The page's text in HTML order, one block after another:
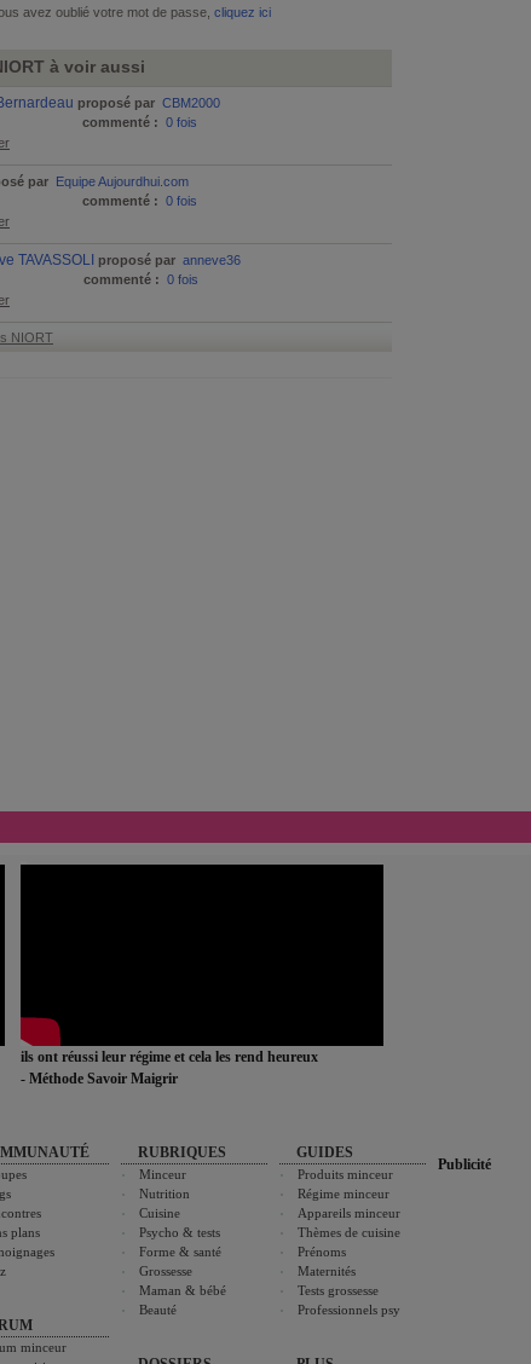
avez oublié votre mot de passe, cliquez ici
à voir aussi
proposé par CBM2000
commenté : 0 fois
par Equipe Aujourdhui.com
commenté : 0 fois
TAVASSOLI proposé par anneve36
commenté : 0 fois
NIORT
ils ont réussi leur régime et cela les rend heureux
- Méthode Savoir Maigrir
plans
minceur
RUBRIQUES
Minceur
Nutrition
Cuisine
Psycho & tests
Forme & santé
Grossesse
Maman & bébé
Beauté
GUIDES
Produits minceur
Régime minceur
Appareils minceur
Thèmes de cuisine
Prénoms
Maternités
Tests grossesse
Professionnels psy
Publicité